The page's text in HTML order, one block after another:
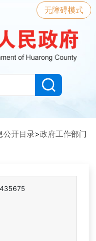
无障碍模式
公开目录>政府工作部门